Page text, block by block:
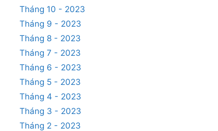
Tháng 10 - 2023
Tháng 9 - 2023
Tháng 8 - 2023
Tháng 7 - 2023
Tháng 6 - 2023
Tháng 5 - 2023
Tháng 4 - 2023
Tháng 3 - 2023
Tháng 2 - 2023